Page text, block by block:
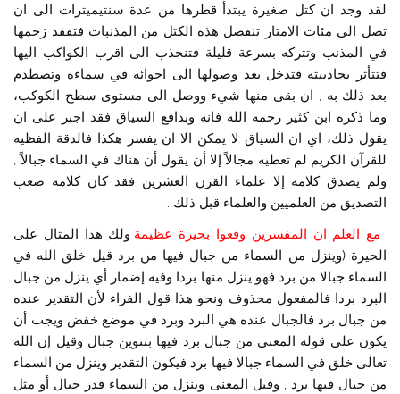
لقد وجد ان كتل صغيرة يبتدأ قطرها من عدة سنتيميترات الى ان
تصل الى مئات الامتار تنفصل هذه الكتل من المذنبات فتفقد زخمها
في المذنب وتتركه بسرعة قليلة فتنجذب الى اقرب الكواكب اليها
فتتأثر بجاذبيته فتدخل بعد وصولها الى اجوائه في سماءه وتصطدم
بعد ذلك به , ان بقى منها شيء ووصل الى مستوى سطح الكوكب،
وما ذكره ابن كثير رحمه الله فانه وبدافع السياق فقد اجبر على ان
يقول ذلك، اي ان السياق لا يمكن الا ان يفسر هكذا فالدقة الفظيه
للقرآن الكريم لم تعطيه مجالاً إلا أن يقول أن هناك في السماء جبالاً ,
ولم يصدق كلامه إلا علماء القرن العشرين فقد كان كلامه صعب
التصديق من العلميين والعلماء قبل ذلك .
مع العلم ان المفسرين وقعوا بحيرة عظيمة ولك هذا المثال على
الحيرة (وينزل من السماء من جبال فيها من برد قيل خلق الله في
السماء جبالا من برد فهو ينزل منها بردا وفيه إضمار أي ينزل من جبال
البرد بردا فالمفعول محذوف ونحو هذا قول الفراء لأن التقدير عنده
من جبال برد فالجبال عنده هي البرد وبرد في موضع خفض ويجب أن
يكون على قوله المعنى من جبال برد فيها بتنوين جبال وقيل إن الله
تعالى خلق في السماء جبالا فيها برد فيكون التقدير وينزل من السماء
من جبال فيها برد , وقيل المعنى وينزل من السماء قدر جبال أو مثل